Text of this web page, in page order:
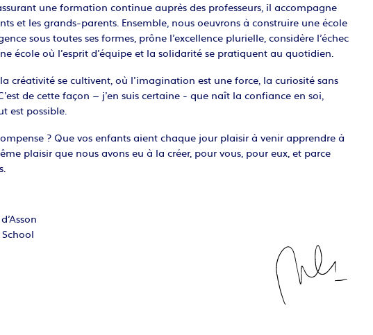
une formation continue auprès des professeurs, il accompagne
et les grands-parents. Ensemble, nous oeuvrons à construire une école
sous toutes ses formes, prône l’excellence plurielle, considère l’échec
école où l’esprit d’équipe et la solidarité se pratiquent au quotidien.
créativité se cultivent, où l’imagination est une force, la curiosité sans
de cette façon – j’en suis certaine - que naît la confiance en soi,
est possible.
? Que vos enfants aient chaque jour plaisir à venir apprendre à
plaisir que nous avons eu à la créer, pour vous, pour eux, et parce